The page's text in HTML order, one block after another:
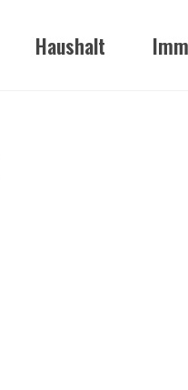
Haushalt